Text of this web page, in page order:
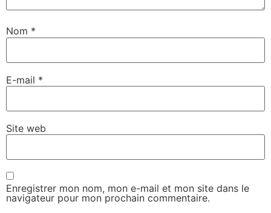
Nom *
E-mail *
Site web
Enregistrer mon nom, mon e-mail et mon site dans le
navigateur pour mon prochain commentaire.